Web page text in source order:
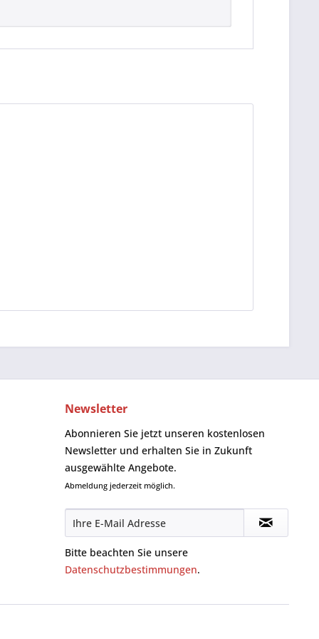
Newsletter
Abonnieren Sie jetzt unseren kostenlosen
Newsletter und erhalten Sie in Zukunft
ausgewählte Angebote.
Abmeldung jederzeit möglich.
Bitte beachten Sie unsere
Datenschutzbestimmungen.